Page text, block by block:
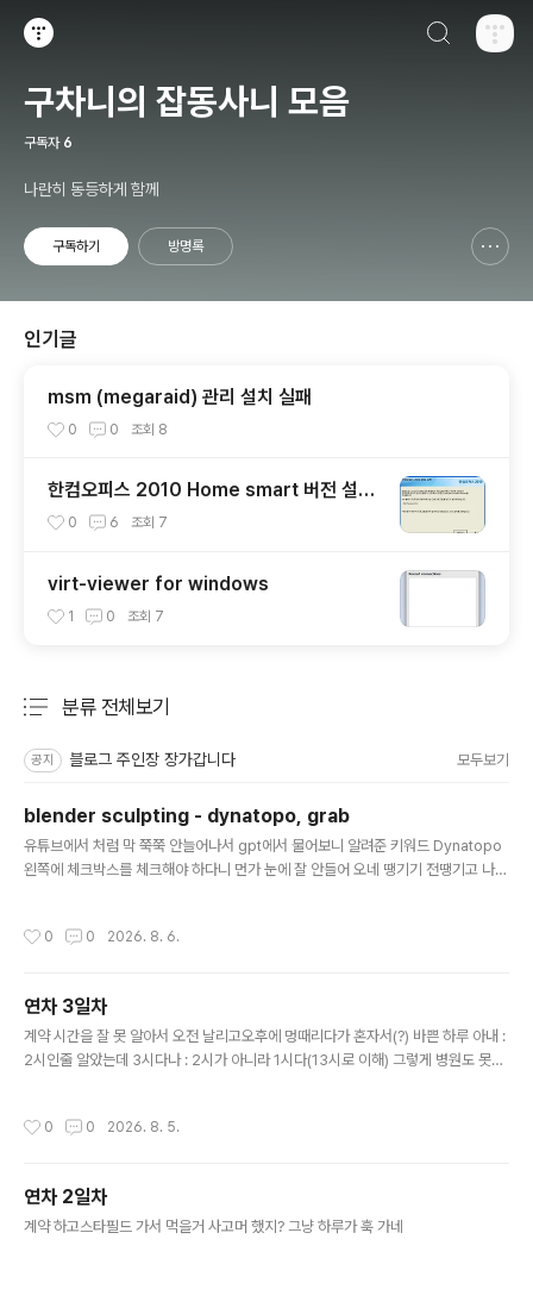
구차니의 잡동사니 모음
구독자 6
나란히 동등하게 함께
구독하기 방명록
인기글
msm (megaraid) 관리 설치 실패
0 0 조회 8
한컴오피스 2010 Home smart 버전 설치
기 + 사용기
0 6 조회 7
virt-viewer for windows
1 0 조회 7
분류 전체보기
공지 블로그 주인장 장가갑니다 모두보기
blender sculpting - dynatopo, grab
유튜브에서 처럼 막 쭉쭉 안늘어나서 gpt에서 물어보니 알려준 키워드 Dynatopo
왼쪽에 체크박스를 체크해야 하다니 먼가 눈에 잘 안들어 오네 땡기기 전땡기고 나
w인데 grab 으로 바꾸고 하니 겁나 쉽게 끌려온다. 다만 vertex 하나만 끌려오고,
0 0 2026. 8. 6.
연차 3일차
계약 시간을 잘 못 알아서 오전 날리고오후에 멍때리다가 혼자서(?) 바쁜 하루 아내 :
2시인줄 알았는데 3시다나 : 2시가 아니라 1시다(13시로 이해) 그렇게 병원도 못가
0 0 2026. 8. 5.
연차 2일차
계약 하고스타필드 가서 먹을거 사고머 했지? 그냥 하루가 훅 가네